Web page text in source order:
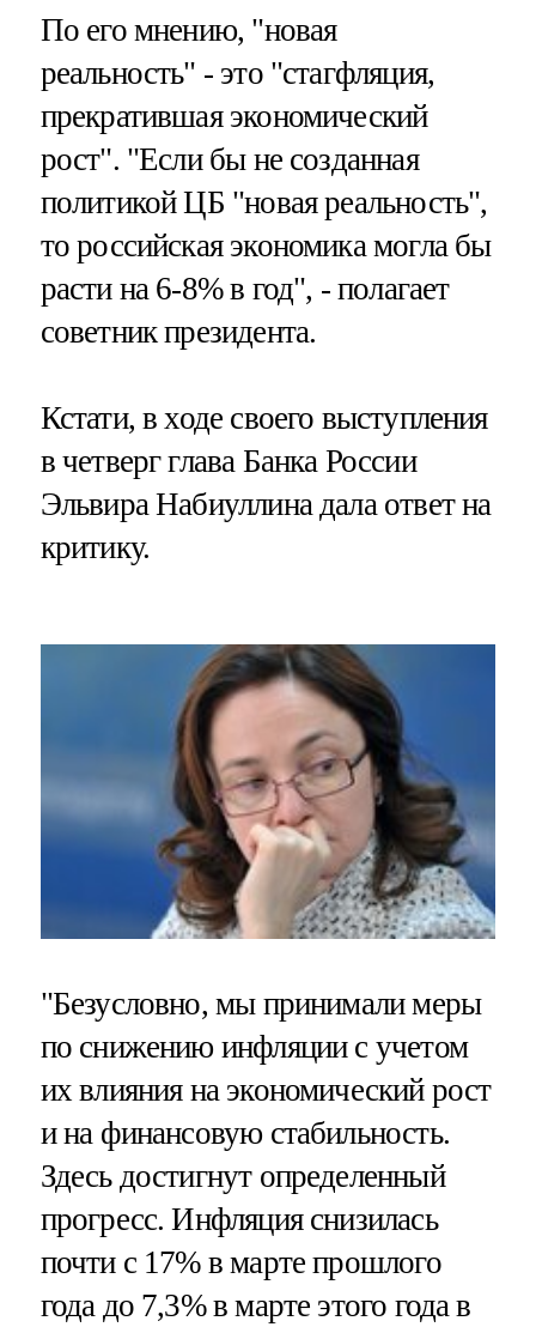
По его мнению, "новая
реальность" - это "стагфляция,
прекратившая экономический
рост". "Если бы не созданная
политикой ЦБ "новая реальность",
то российская экономика могла бы
расти на 6-8% в год", - полагает
советник президента.
Кстати, в ходе своего выступления
в четверг глава Банка России
Эльвира Набиуллина дала ответ на
критику.
"Безусловно, мы принимали меры
по снижению инфляции с учетом
их влияния на экономический рост
и на финансовую стабильность.
Здесь достигнут определенный
прогресс. Инфляция снизилась
почти с 17% в марте прошлого
года до 7,3% в марте этого года в